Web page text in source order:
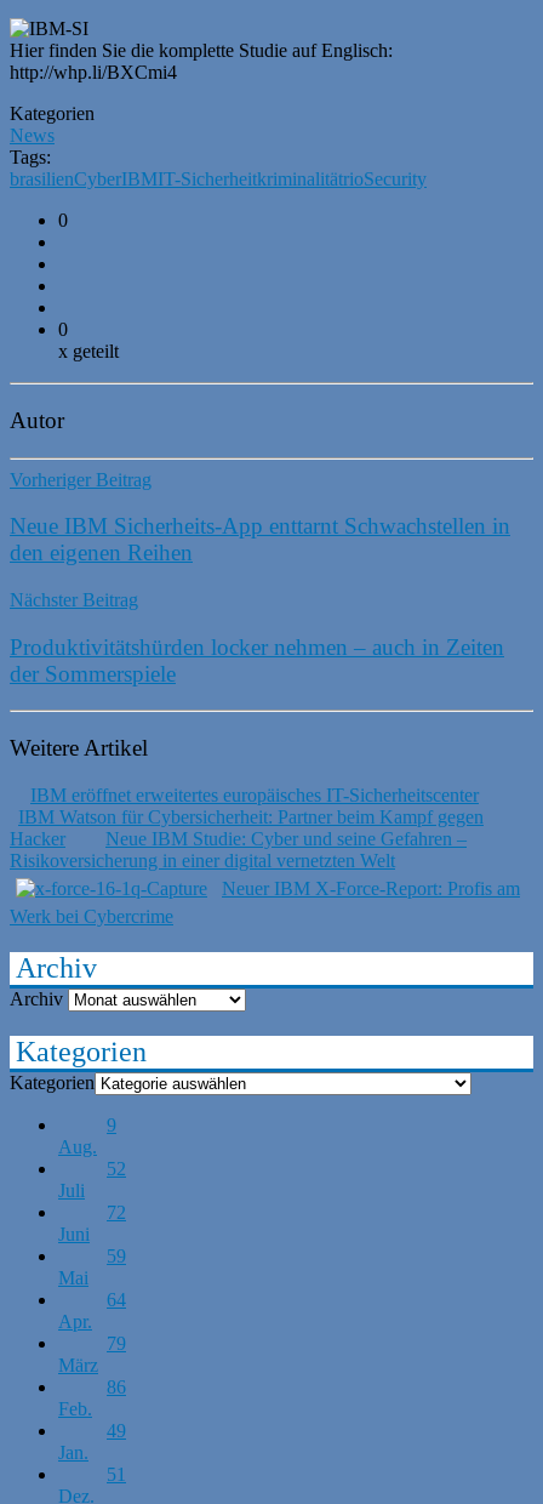
Hier finden Sie die komplette Studie auf Englisch:
http://whp.li/BXCmi4
Kategorien
News
Tags:
brasilienCyberIBMIT-SicherheitkriminalitätrioSecurity
0
0
x geteilt
Autor
Vorheriger Beitrag
Neue IBM Sicherheits-App enttarnt Schwachstellen in
den eigenen Reihen
Nächster Beitrag
Produktivitätshürden locker nehmen – auch in Zeiten
der Sommerspiele
Weitere Artikel
IBM eröffnet erweitertes europäisches IT-Sicherheitscenter
IBM Watson für Cybersicherheit: Partner beim Kampf gegen
Hacker
Neue IBM Studie: Cyber und seine Gefahren –
Risikoversicherung in einer digital vernetzten Welt
Neuer IBM X-Force-Report: Profis am
Werk bei Cybercrime
Archiv
Archiv
Kategorien
Kategorien
9
Aug.
52
Juli
72
Juni
59
Mai
64
Apr.
79
März
86
Feb.
49
Jan.
51
Dez.